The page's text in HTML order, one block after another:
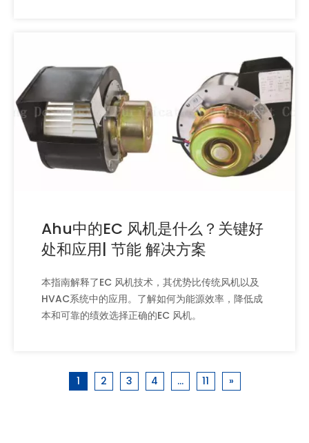
Ahu中的EC 风机是什么？关键好
处和应用| 节能 解决方案
本指南解释了EC 风机技术，其优势比传统风机以及
HVAC系统中的应用。了解如何为能源效率，降低成
本和可靠的绩效选择正确的EC 风机。
1 2 3 4 ... 11 »